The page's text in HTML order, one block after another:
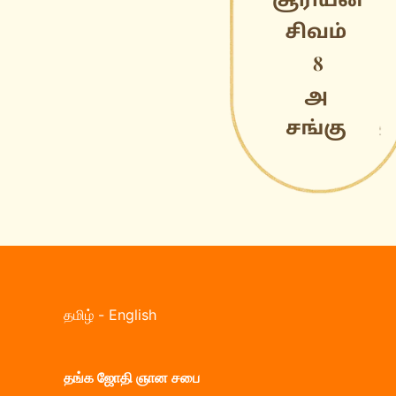
தமிழ் - English
தங்க ஜோதி ஞான சபை